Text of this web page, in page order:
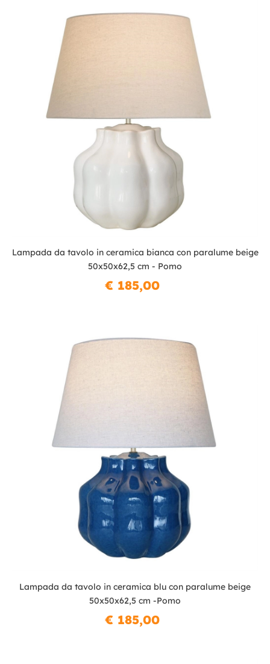
Lampada da tavolo in ceramica bianca con paralume beige
50x50x62,5 cm - Pomo
€ 185,00
Lampada da tavolo in ceramica blu con paralume beige
50x50x62,5 cm -Pomo
€ 185,00